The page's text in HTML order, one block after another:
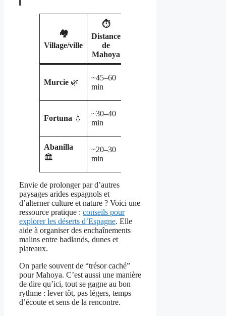
🏘️
Village/ville
⏱️
Distance
de
Mahoya
Murcie 🌿
~45–60
min
Fortuna 💧
~30–40
min
Abanilla
🏛️
~20–30
min
Envie de prolonger par d’autres
paysages arides espagnols et
d’alterner culture et nature ? Voici une
ressource pratique : conseils pour
explorer les déserts d’Espagne. Elle
aide à organiser des enchaînements
malins entre badlands, dunes et
plateaux.
On parle souvent de “trésor caché”
pour Mahoya. C’est aussi une manière
de dire qu’ici, tout se gagne au bon
rythme : lever tôt, pas légers, temps
d’écoute et sens de la rencontre.